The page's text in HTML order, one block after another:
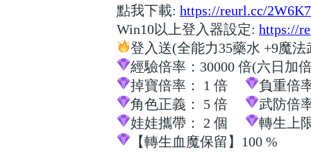
點我下載: https://reurl.cc/
Win10以上登入器設定: https://
登入送(全能力35藥水 +9魔
經驗倍率：30000 倍(六日加
掉寶倍率： 1 倍
負重倍
角色正義： 5 倍
武防倍
娃娃攜帶： 2 個
轉生上
【轉生血魔保留】100 %